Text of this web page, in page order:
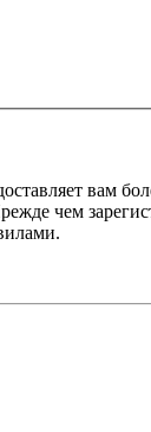
вам
чем